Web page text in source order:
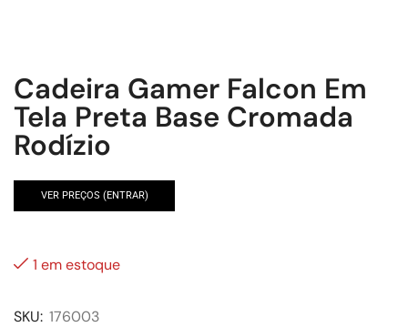
Cadeira Gamer Falcon Em
Tela Preta Base Cromada
Rodízio
VER PREÇOS (ENTRAR)
1 em estoque
SKU: 176003